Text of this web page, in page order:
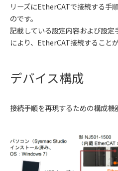
リーズにEtherCATで接続する手
のです。
記載している設定内容および設
により、EtherCAT接続することが
デバイス構成
接続手順を再現するための構成機